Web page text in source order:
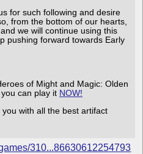
for such following and desire
from the bottom of our hearts,
we will continue using this
pushing forward towards Early
of Might and Magic: Olden
can play it NOW!
with all the best artifact
310...86630612254793